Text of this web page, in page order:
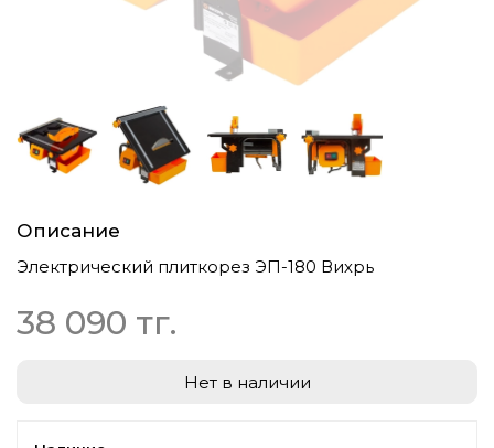
Описание
Электрический плиткорез ЭП-180 Вихрь
38 090 тг.
Нет в наличии